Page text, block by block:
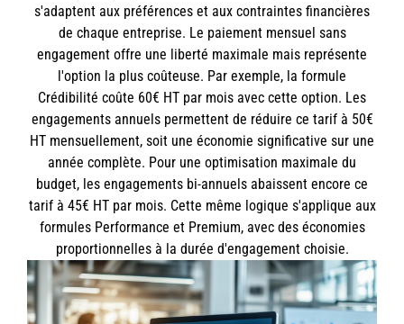
s'adaptent aux préférences et aux contraintes financières
de chaque entreprise. Le paiement mensuel sans
engagement offre une liberté maximale mais représente
l'option la plus coûteuse. Par exemple, la formule
Crédibilité coûte 60€ HT par mois avec cette option. Les
engagements annuels permettent de réduire ce tarif à 50€
HT mensuellement, soit une économie significative sur une
année complète. Pour une optimisation maximale du
budget, les engagements bi-annuels abaissent encore ce
tarif à 45€ HT par mois. Cette même logique s'applique aux
formules Performance et Premium, avec des économies
proportionnelles à la durée d'engagement choisie.